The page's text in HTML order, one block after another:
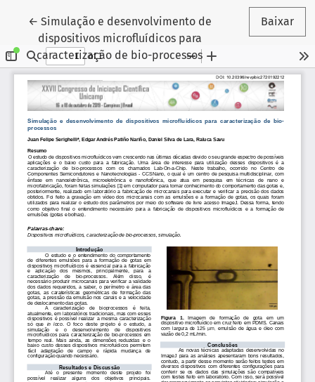
← Voltar aos Detalhes do Artigo
Simulação e desenvolvimento de
dispositivos microfluídicos para
caracterização de bio-processos
Baixar